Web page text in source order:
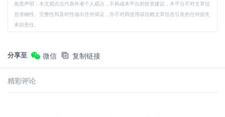
免责声明：本文观点仅代表作者个人观点，不构成本平台的投资建议，本平台不对文章信
息准确性、完整性和及时性做出任何保证，亦不对因使用或信赖文章信息引发的任何损失
承担责任。
分享至 微信 复制链接
精彩评论